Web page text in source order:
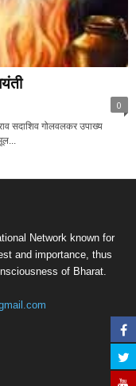
0
सदाशिव गोलवलकर उपाख्य
Network known for
and importance, thus
of Bharat.